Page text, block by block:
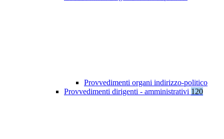
Provvedimenti organi indirizzo-politico
Provvedimenti dirigenti - amministrativi 120